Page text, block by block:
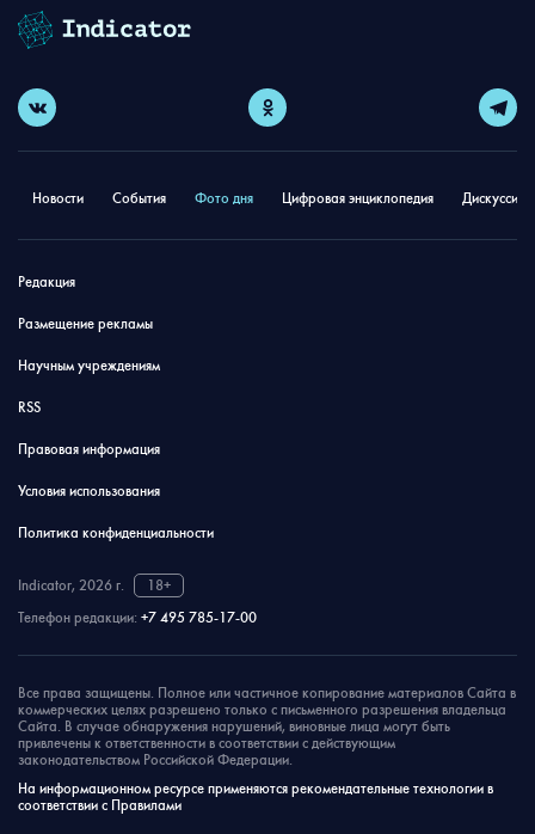
Новости События Фото дня Цифровая энциклопедия
Редакция
Размещение рекламы
Научным учреждениям
RSS
Правовая информация
Условия использования
Политика конфиденциальности
Indicator, 2026 г.
18+
Телефон редакции: +7 495 785-17-00
Все права защищены. Полное или частичное копирование материалов Сайта в
коммерческих целях разрешено только с письменного разрешения владельца
Сайта. В случае обнаружения нарушений, виновные лица могут быть
привлечены к ответственности в соответствии с действующим
законодательством Российской Федерации.
На информационном ресурсе применяются рекомендательные технологии в
соответствии с Правилами